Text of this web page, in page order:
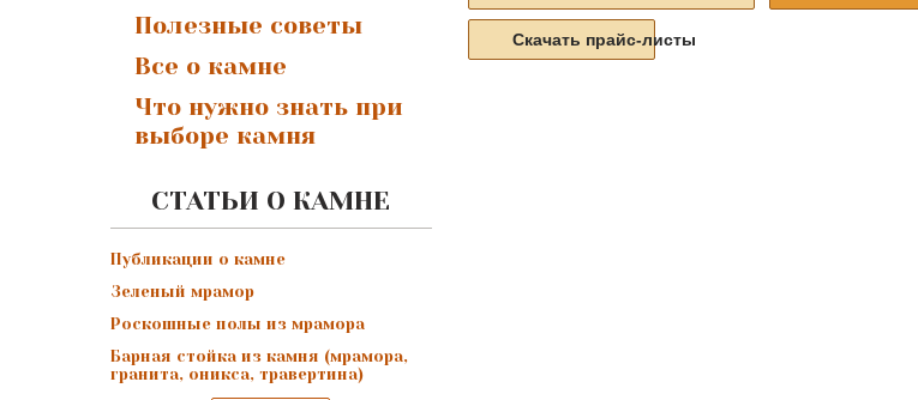
Полезные советы
Все о камне
Что нужно знать при
выборе камня
СТАТЬИ О КАМНЕ
Публикации о камне
Зеленый мрамор
Роскошные полы из мрамора
Барная стойка из камня (мрамора,
гранита, оникса, травертина)
Скачать прайс-листы